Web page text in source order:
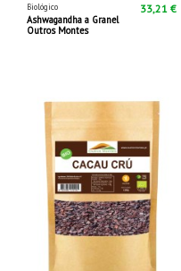
Biológico
Ashwagandha a Granel
Outros Montes
33,21 €